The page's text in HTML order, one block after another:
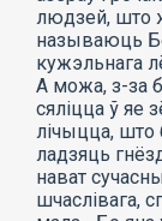
людзей, што
называюць
кужэльнага
А можа, з-за
сяліцца ў яе
лічыцца, што
ладзяць
нават
шчаслівага,